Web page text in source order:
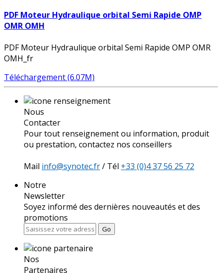
PDF Moteur Hydraulique orbital Semi Rapide OMP
OMR OMH
PDF Moteur Hydraulique orbital Semi Rapide OMP OMR
OMH_fr
Téléchargement (6.07M)
Nous
Contacter
Pour tout renseignement ou information, produit
ou prestation, contactez nos conseillers
Mail info@synotec.fr/ Tél +33 (0)4 37 56 25 72
Notre
Newsletter
Soyez informé des dernières nouveautés et des
promotions
Go
Nos
Partenaires